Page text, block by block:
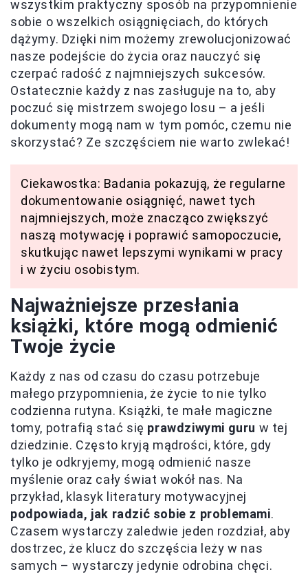
wszystkim praktyczny sposób na przypomnienie
sobie o wszelkich osiągnięciach, do których
dążymy. Dzięki nim możemy zrewolucjonizować
nasze podejście do życia oraz nauczyć się
czerpać radość z najmniejszych sukcesów.
Ostatecznie każdy z nas zasługuje na to, aby
poczuć się mistrzem swojego losu – a jeśli
dokumenty mogą nam w tym pomóc, czemu nie
skorzystać? Ze szczęściem nie warto zwlekać!
Ciekawostka: Badania pokazują, że regularne
dokumentowanie osiągnięć, nawet tych
najmniejszych, może znacząco zwiększyć
naszą motywację i poprawić samopoczucie,
skutkując nawet lepszymi wynikami w pracy
i w życiu osobistym.
Najważniejsze przesłania
książki, które mogą odmienić
Twoje życie
Każdy z nas od czasu do czasu potrzebuje
małego przypomnienia, że życie to nie tylko
codzienna rutyna. Książki, te małe magiczne
tomy, potrafią stać się prawdziwymi guru w tej
dziedzinie. Często kryją mądrości, które, gdy
tylko je odkryjemy, mogą odmienić nasze
myślenie oraz cały świat wokół nas. Na
przykład, klasyk literatury motywacyjnej
podpowiada, jak radzić sobie z problemami.
Czasem wystarczy zaledwie jeden rozdział, aby
dostrzec, że klucz do szczęścia leży w nas
samych – wystarczy jedynie odrobina chęci.